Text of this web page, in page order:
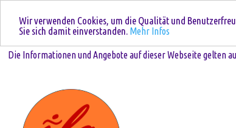
Wir verwenden Cookies, um die Qualität und
Sie sich damit einverstanden. Mehr Infos
Die Informationen und Angebote auf dieser Webseite gelten